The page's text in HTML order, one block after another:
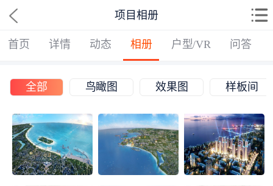
项目相册
首页 详情 动态 相册 户型/VR 问答
全部 鸟瞰图 效果图 样板间